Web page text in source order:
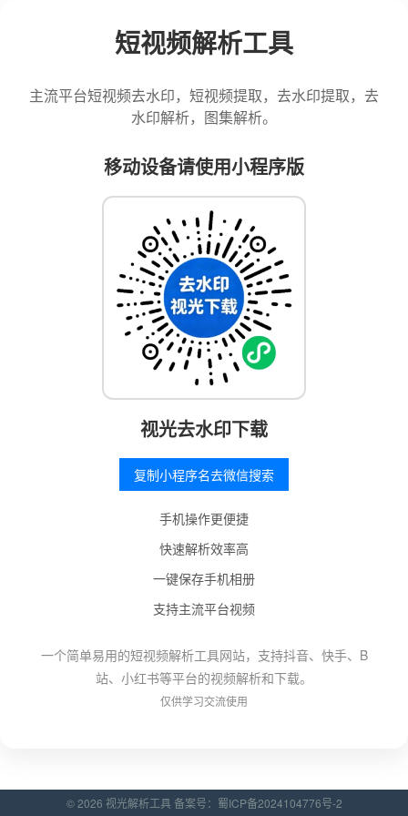
短视频解析工具
主流平台短视频去水印，短视频提取，去水印提取，去
水印解析，图集解析。
移动设备请使用小程序版
视光去水印下载
复制小程序名去微信搜索
手机操作更便捷
快速解析效率高
一键保存手机相册
支持主流平台视频
一个简单易用的短视频解析工具网站，支持抖音、快手、B
站、小红书等平台的视频解析和下载。
仅供学习交流使用
© 2026 视光解析工具 备案号： 蜀ICP备2024104776号-2